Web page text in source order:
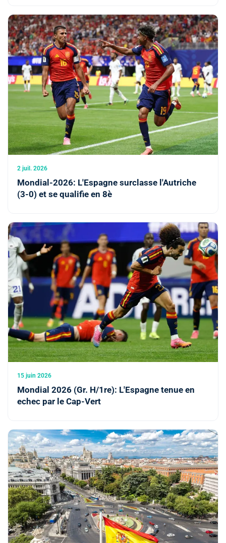
2 juil. 2026
Mondial-2026: L'Espagne surclasse l'Autriche
(3-0) et se qualifie en 8è
15 juin 2026
Mondial 2026 (Gr. H/1re): L'Espagne tenue en
echec par le Cap-Vert